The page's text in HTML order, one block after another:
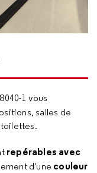
1 vous
salles de
repérables avec
d'une couleur